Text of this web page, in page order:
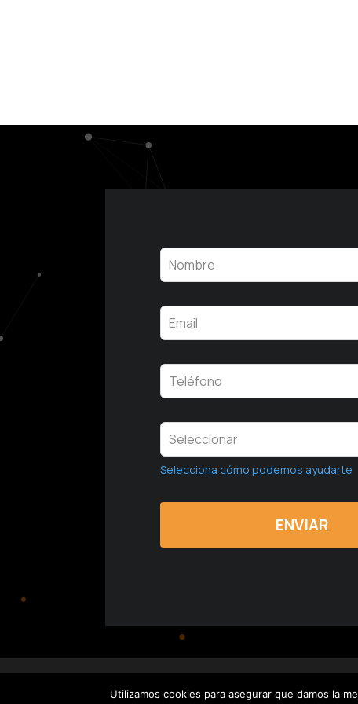
Selecciona cómo podemos ayudarte
MiEstrategiaWeb.com © 2013-2025 Todos los
Utilizamos cookies para asegurar que damos la